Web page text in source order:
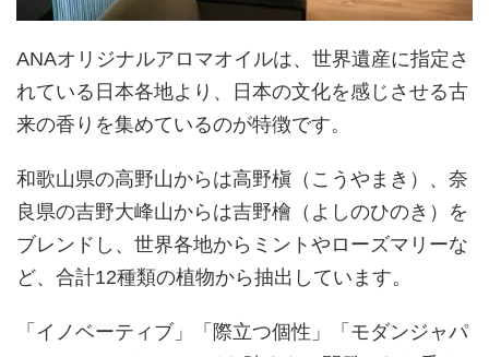
ANAオリジナルアロマオイルは、世界遺産に指定さ
れている日本各地より、日本の文化を感じさせる古
来の香りを集めているのが特徴です。
和歌山県の高野山からは高野槇（こうやまき）、奈
良県の吉野大峰山からは吉野檜（よしのひのき）を
ブレンドし、世界各地からミントやローズマリーな
ど、合計12種類の植物から抽出しています。
「イノベーティブ」「際立つ個性」「モダンジャパ